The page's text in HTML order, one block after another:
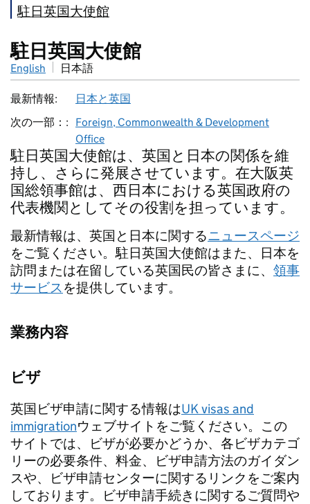
駐日英国大使館
駐日英国大使館
English 日本語
最新情報:
日本と英国
次の一部：:
Foreign, Commonwealth & Development
Office
駐日英国大使館は、英国と日本の関係を維
持し、さらに発展させています。在大阪英
国総領事館は、西日本における英国政府の
代表機関としてその役割を担っています。
最新情報は、英国と日本に関するニュースページ
をご覧ください。駐日英国大使館はまた、日本を
訪問または在留している英国民の皆さまに、 領事
サービスを提供しています。
業務内容
ビザ
英国ビザ申請に関する情報はUK visas and
immigrationウェブサイトをご覧ください。この
サイトでは、ビザが必要かどうか、各ビザカテゴ
リーの必要条件、料金、ビザ申請方法のガイダン
スや、ビザ申請センターに関するリンクをご案内
しております。ビザ申請手続きに関するご質問や